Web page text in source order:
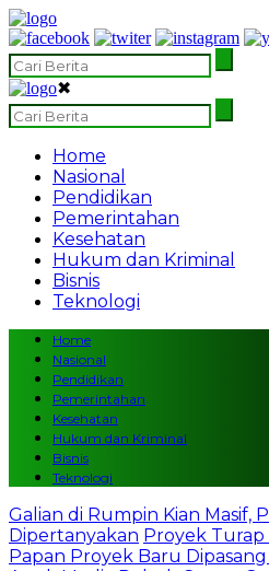
✖
Home
Nasional
Pendidikan
Pemerintahan
Kesehatan
Hukum dan Kriminal
Bisnis
Teknologi
Home
Nasional
Pendidikan
Pemerintahan
Kesehatan
Hukum dan Kriminal
Bisnis
Teknologi
Galian di Rumpin Kian Masif,
Dipertanyakan Proyek Turap
Papan Proyek Baru